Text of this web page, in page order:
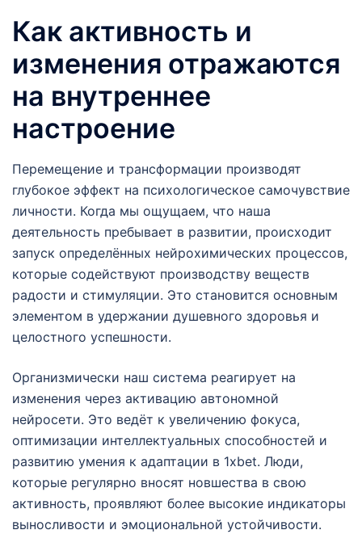
Как активность и
изменения отражаются
на внутреннее
настроение
Перемещение и трансформации производят
глубокое эффект на психологическое самочувствие
личности. Когда мы ощущаем, что наша
деятельность пребывает в развитии, происходит
запуск определённых нейрохимических процессов,
которые содействуют производству веществ
радости и стимуляции. Это становится основным
элементом в удержании душевного здоровья и
целостного успешности.
Организмически наш система реагирует на
изменения через активацию автономной
нейросети. Это ведёт к увеличению фокуса,
оптимизации интеллектуальных способностей и
развитию умения к адаптации в 1xbet. Люди,
которые регулярно вносят новшества в свою
активность, проявляют более высокие индикаторы
выносливости и эмоциональной устойчивости.